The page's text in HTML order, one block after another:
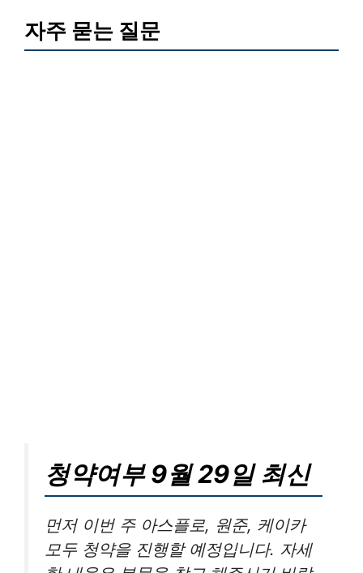
자주 묻는 질문
청약여부 9월 29일 최신
먼저 이번 주 아스플로, 원준, 케이카
모두 청약을 진행할 예정입니다. 자세